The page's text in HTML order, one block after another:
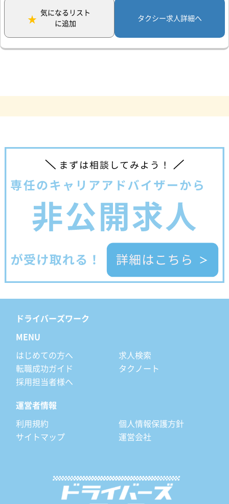
気になるリスト
に追加
タクシー求人詳細へ
ドライバーズワーク
MENU
はじめての方へ
求人検索
転職成功ガイド
タクノート
採用担当者様へ
運営者情報
利用規約
個人情報保護方針
サイトマップ
運営会社